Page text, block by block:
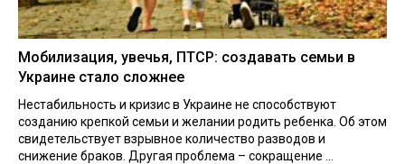
Мобилизация, увечья, ПТСР: создавать семьи в
Украине стало сложнее
Нестабильность и кризис в Украине не способствуют
созданию крепкой семьи и желании родить ребенка. Об этом
свидетельствует взрывное количество разводов и
снижение браков. Другая проблема – сокращение ...